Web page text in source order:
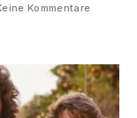
Kommentare